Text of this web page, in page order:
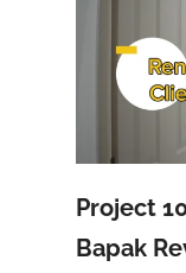
Project
Bapak